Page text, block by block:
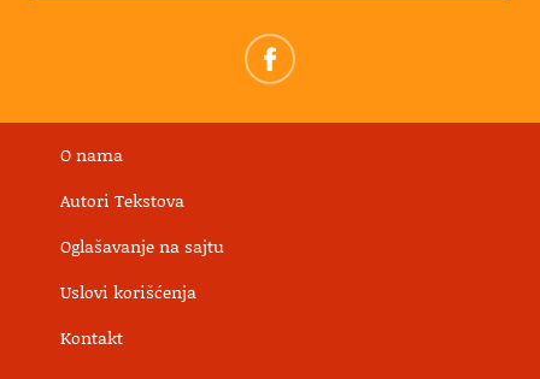
O nama
Autori Tekstova
Oglašavanje na sajtu
Uslovi korišćenja
Kontakt